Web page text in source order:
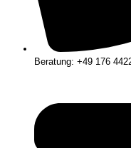
Beratung: +49 176